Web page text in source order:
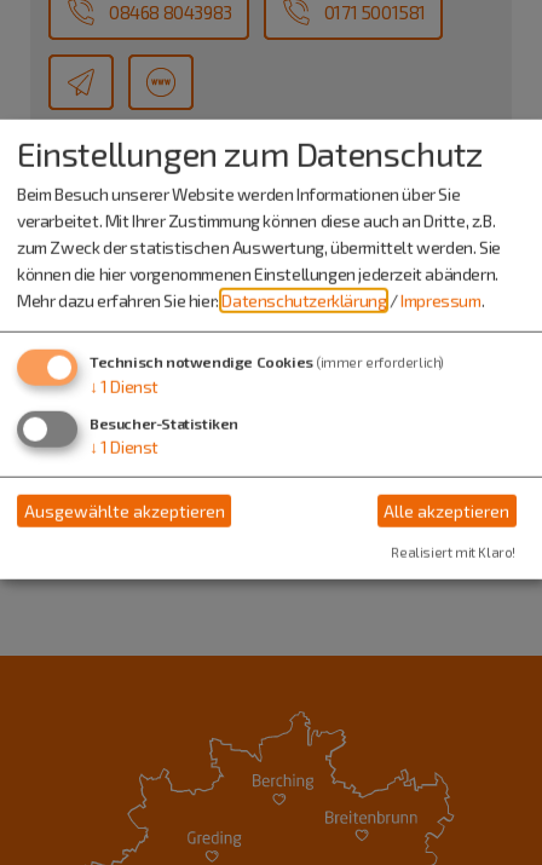
08468 8043983 0171 5001581
Einstellungen zum Datenschutz
Beim Besuch unserer Website werden Informationen über Sie
verarbeitet. Mit Ihrer Zustimmung können diese auch an Dritte, z.B.
zum Zweck der statistischen Auswertung, übermittelt werden. Sie
können die hier vorgenommenen Einstellungen jederzeit abändern.
Mehr dazu erfahren Sie hier:Datenschutzerklärung /Impressum.
Technisch notwendige Cookies (immer erforderlich)
↓ 1 Dienst
Besucher-Statistiken
↓ 1 Dienst
Ausgewählte akzeptieren Alle akzeptieren
Realisiert mit Klaro!